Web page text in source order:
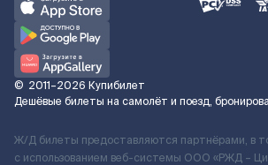
© 2011–2026 Купибилет
Дешёвые билеты на самолёт и поезд,
Ж/Д билеты предоставляются партнёрами, в
с использованием веб-системы ООО «РЖД –